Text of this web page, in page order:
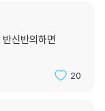
신반의하면
20